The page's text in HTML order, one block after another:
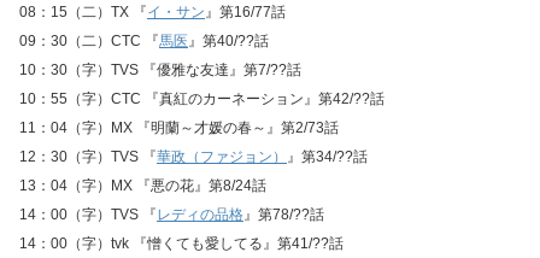
08：15（二）TX 『イ・サン』第16/77話
09：30（二）CTC 『馬医』第40/??話
10：30（字）TVS 『優雅な友達』第7/??話
10：55（字）CTC 『真紅のカーネーション』第42/??話
11：04（字）MX 『明蘭～才媛の春～』第2/73話
12：30（字）TVS 『華政（ファジョン） 』第34/??話
13：04（字）MX 『悪の花』第8/24話
14：00（字）TVS 『レディの品格』第78/??話
14：00（字）tvk 『憎くても愛してる』第41/??話